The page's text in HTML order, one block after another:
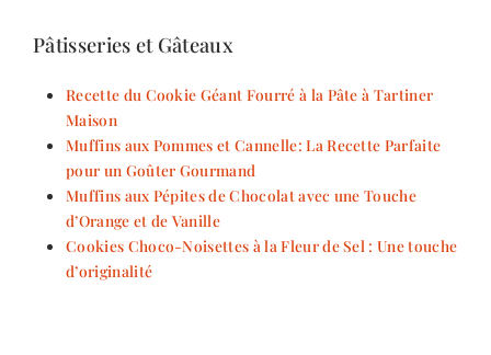
Pâtisseries et Gâteaux
Recette du Cookie Géant Fourré à la Pâte à Tartiner
Maison
Muffins aux Pommes et Cannelle: La Recette Parfaite
pour un Goûter Gourmand
Muffins aux Pépites de Chocolat avec une Touche
d’Orange et de Vanille
Cookies Choco-Noisettes à la Fleur de Sel : Une touche
d’originalité